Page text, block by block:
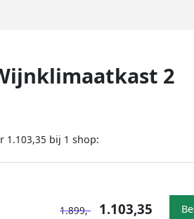
2
1.103,35 bij 1 shop:
1.899,- 1.103,35